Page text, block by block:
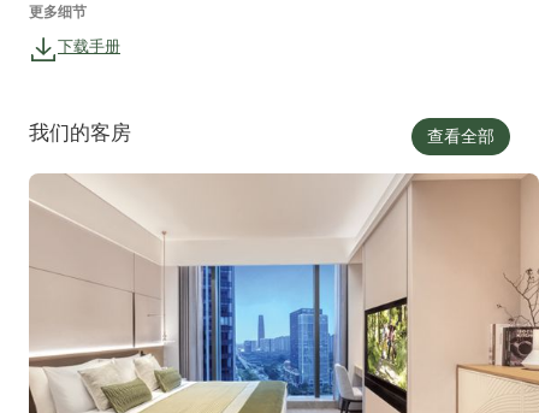
更多细节
下载手册
我们的客房 查看全部